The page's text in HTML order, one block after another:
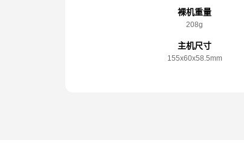
裸机重量
208g
主机尺寸
155x️60x️58.5mm